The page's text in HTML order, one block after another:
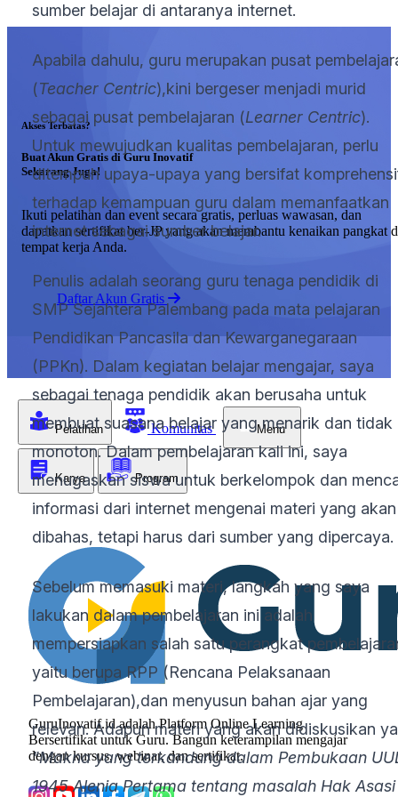
sumber belajar di antaranya internet.
Apabila dahulu, guru merupakan pusat
(Teacher Centric),kini bergeser menjadi murid
sebagai pusat pembelajaran (Learner Centric).
Untuk mewujudkan kualitas pembelajaran, perlu
ditempuh upaya-upaya yang bersifat
terhadap kemampuan guru dalam memanfaatkan
internet sebagai sumber belajar.
Penulis adalah seorang guru tenaga pendidik di
SMP Sejahtera Palembang pada mata pelajaran
Pendidikan Pancasila dan Kewarganegaraan
(PPKn). Dalam kegiatan belajar mengajar, saya
sebagai tenaga pendidik akan berusaha untuk
membuat suasana belajar yang menarik dan tidak
monoton. Dalam pembelajaran kali ini, saya
menugaskan siswa untuk berkelompok dan
informasi dari internet mengenai materi yang akan
dibahas, tetapi harus dari sumber yang
Sebelum memasuki materi, langkah yang saya
lakukan dalam pembelajaran ini adalah
mempersiapkan salah satu perangkat
yaitu berupa RPP (Rencana Pelaksanaan
Pembelajaran),dan menyusun bahan ajar yang
relevan. Adapun materi yang akan didiskusikan
"Makna yang terkandung dalam Pembukaan
1945 Alenia Pertama tentang masalah Hak Asasi
Akses Terbatas?
Buat Akun Gratis di Guru Inovatif
Sekarang Juga!
Ikuti pelatihan dan event secara gratis, perluas wawasan, dan
dapatkan sertifikat ber-JP yang akan membantu kenaikan pangkat
tempat kerja Anda.
Daftar Akun Gratis
Pelatihan Komunitas Menu
Karya Program
GuruInovatif.id adalah Platform Online Learning
Bersertifikat untuk Guru. Bangun keterampilan mengajar
dengan kursus, webinar, dan sertifikat.